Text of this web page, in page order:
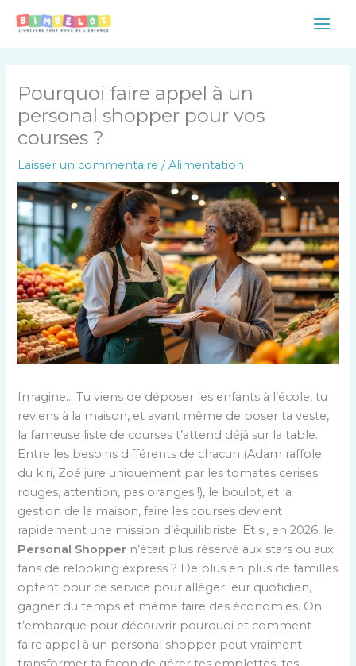
Main
Pourquoi faire appel à un
personal shopper pour vos
courses ?
Laisser un commentaire /Alimentation
Imagine… Tu viens de déposer les enfants à l’école, tu
reviens à la maison, et avant même de poser ta veste,
la fameuse liste de courses t’attend déjà sur la table.
Entre les besoins différents de chacun (Adam raffole
du kiri, Zoé jure uniquement par les tomates cerises
rouges, attention, pas oranges !), le boulot, et la
gestion de la maison, faire les courses devient
rapidement une mission d’équilibriste. Et si, en 2026, le
Personal Shopper n’était plus réservé aux stars ou aux
fans de relooking express ? De plus en plus de familles
optent pour ce service pour alléger leur quotidien,
gagner du temps et même faire des économies. On
t’embarque pour découvrir pourquoi et comment
faire appel à un personal shopper peut vraiment